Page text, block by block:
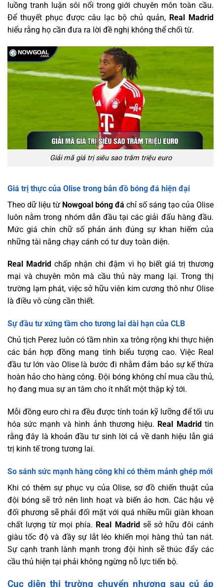
luồng tranh luận sôi nổi trong giới chuyên môn toàn cầu.
Để thuyết phục được câu lạc bộ chủ quản, Real Madrid
hiểu rằng họ cần đưa ra lời đề nghị không thể chối từ.
Giải mã giá trị siêu sao trăm triệu euro
Giá trị thực của Olise trong bản đồ bóng đá hiện đại
Theo dữ liệu từ Nowgoal bóng đá chỉ số sáng tạo của Olise
luôn nằm trong nhóm dẫn đầu tại các giải đấu hàng đầu.
Mức giá chín chữ số phản ánh đúng sự khan hiếm của
những tài năng chạy cánh có tư duy toàn diện.
Real Madrid chấp nhận chi đậm vì họ biết giá trị thương
mại và chuyên môn mà cầu thủ này mang lại. Trong thị
trường lạm phát, việc sở hữu viên kim cương thô như Olise
là điều vô cùng cần thiết.
Sự đầu tư xứng tầm cho tương lai dài hạn của CLB
Chủ tịch Perez luôn có tầm nhìn xa trông rộng khi thực hiện
các bản hợp đồng mang tính biểu tượng cao. Việc Real
đầu tư lớn vào Olise là bước đi nhằm đảm bảo sự kế thừa
hoàn hảo cho hàng công. Đội bóng không chỉ mua cầu thủ,
họ đang mua sự an tâm cho ít nhất một thập kỷ tới.
Mỗi đồng euro chi ra đều được tính toán kỹ lưỡng để tối ưu
hóa sức mạnh và hình ảnh thương hiệu. Real Madridtin
rằng đây là khoản đầu tư sinh lời cả về danh hiệu lẫn giá
trị kinh tế trong tương lai.
So sánh sức mạnh hàng công khi có thêm mảnh ghép mới
Khi có thêm sự phục vụ của Olise, sơ đồ chiến thuật của
đội bóng sẽ trở nên linh hoạt và biến ảo hơn. Các hậu vệ
đối phương sẽ phải đối mặt với quá nhiều mũi giàn khoan
chất lượng từ mọi phía. Real Madridsẽ sở hữu đôi cánh
giàu tốc độ và đầy sự lắt léo khiến mọi hàng thủ tan nát.
Sự cạnh tranh lành mạnh trong đội hình sẽ thúc đẩy các
cầu thủ hiện tại phải không ngừng nỗ lực tiến bộ.
Cục diện thị trường chuyển nhượng sau cú áp